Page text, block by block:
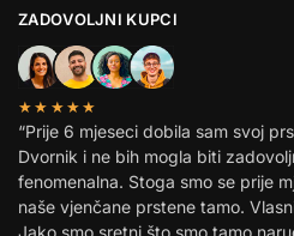
ZADOVOLJNI KUPCI
★★★★★
“Prije 6 mjeseci dobila sam svoj
Dvornik i ne bih mogla biti
fenomenalna. Stoga smo se prije
naše vjenčane prstene tamo.